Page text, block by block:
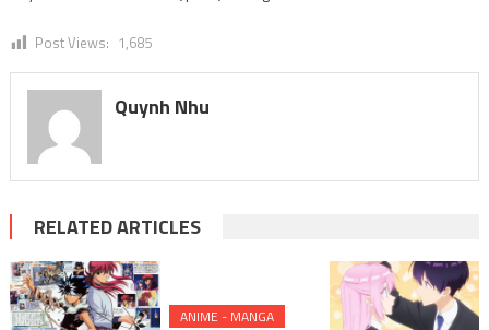
Post Views: 1,685
Quynh Nhu
RELATED ARTICLES
ANIME - MANGA